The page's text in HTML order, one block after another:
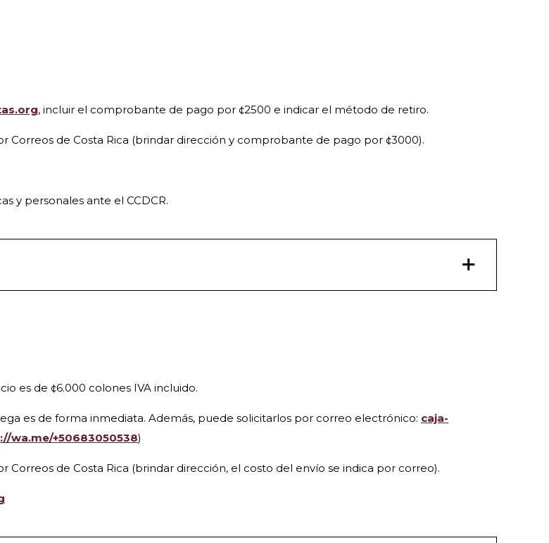
, incluir el comprobante de pago por ¢2500 e indicar el método de retiro.
de Costa Rica (brindar dirección y comprobante de pago por ¢3000).
y personales ante el CCDCR.
es de ¢6.000 colones IVA incluido.
es de forma inmediata. Además, puede solicitarlos por correo electrónico: caja-
wa.me/+50683050538)
de Costa Rica (brindar dirección, el costo del envío se indica por correo).